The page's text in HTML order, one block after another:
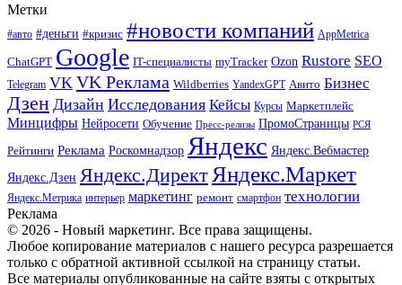
Метки
#авто #деньги #кризис #новости компаний AppMetrica
ChatGPT Google IT-специалисты myTracker Ozon Rustore SEO
Telegram VK VK Реклама Wildberries YandexGPT Авито Бизнес
Дзен Дизайн Исследования Кейсы Курсы Маркетплейс
Минцифры Нейросети Обучение Пресс-релизы ПромоСтраницы РСЯ
Рейтинги Реклама Роскомнадзор Яндекс Яндекс.Вебмастер
Яндекс.Дзен Яндекс.Директ Яндекс.Маркет
Яндекс.Метрика интерьер маркетинг ремонт смартфон технологии
Реклама
© 2026 - Новый маркетинг. Все права защищены.
Любое копирование материалов с нашего ресурса разрешается
только с обратной активной ссылкой на страницу статьи.
Все материалы опубликованные на сайте взяты с открытых